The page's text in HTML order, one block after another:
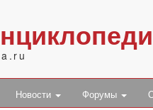
Новости Форумы